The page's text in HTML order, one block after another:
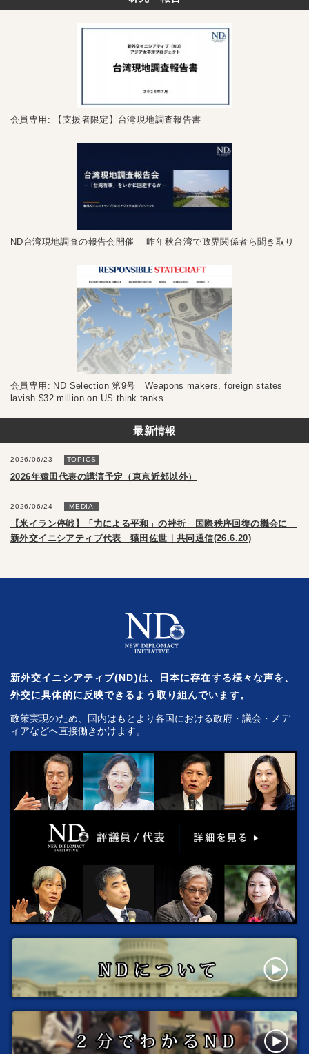
会員専用: 【支援者限定】台湾現地調査報告書
ND台湾現地調査の報告会開催 昨年秋台湾で政界関係者ら聞き取り
会員専用: ND Selection 第9号 Weapons makers, foreign states
lavish $32 million on US think tanks
最新情報
2026/06/23 TOPICS
2026年猿田代表の講演予定（東京近郊以外）
2026/06/24 MEDIA
【米イラン停戦】「力による平和」の挫折 国際秩序回復の機会に
新外交イニシアティブ代表 猿田佐世｜共同通信(26.6.20)
新外交イニシアティブ(ND)は、日本に存在する様々な声を、
外交に具体的に反映できるよう取り組んでいます。
政策実現のため、国内はもとより各国における政府・議会・メデ
ィアなどへ直接働きかけます。